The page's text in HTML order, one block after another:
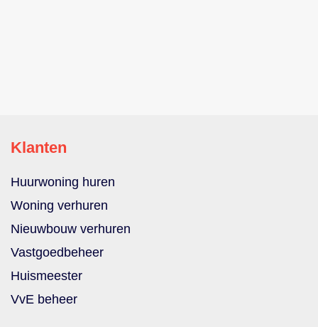
Klanten
Huurwoning huren
Woning verhuren
Nieuwbouw verhuren
Vastgoedbeheer
Huismeester
VvE beheer